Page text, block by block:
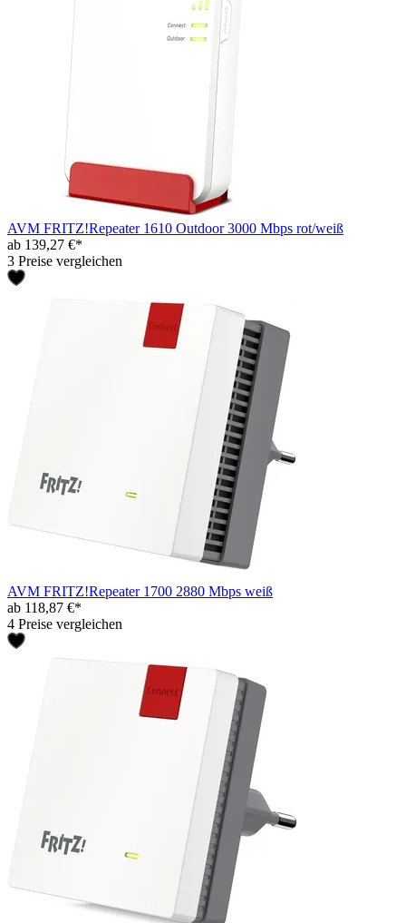
AVM FRITZ!Repeater 1610 Outdoor 3000 Mbps rot/weiß
ab 139,27 €*
3 Preise vergleichen
AVM FRITZ!Repeater 1700 2880 Mbps weiß
ab 118,87 €*
4 Preise vergleichen